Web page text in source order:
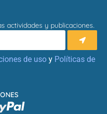
actividades y publicaciones.
de uso y Políticas de